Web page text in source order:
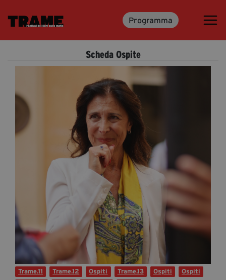
Programma
Trame.15
Media & Press
News & Kit
Accrediti Stampa
Cartella Stampa
Rassegna Stampa
Partecipa
Diventa Partner
Scheda Ospite
Trame.11 Trame.12 Ospiti Trame.13 Ospiti
Ospiti